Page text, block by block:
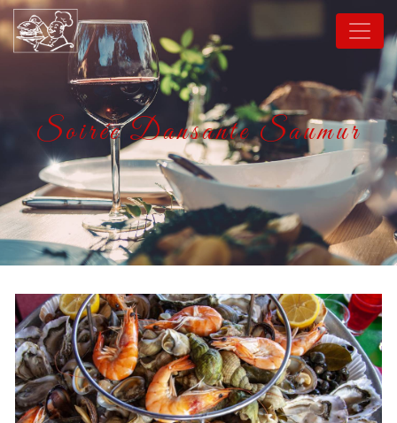
Panneau de gestion des cookies
Soirée Dansante Saumur